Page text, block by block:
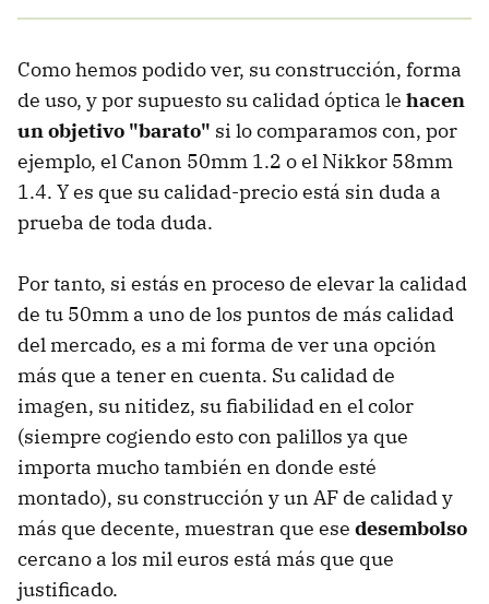
Como hemos podido ver, su construcción, forma
de uso, y por supuesto su calidad óptica le hacen
un objetivo "barato" si lo comparamos con, por
ejemplo, el Canon 50mm 1.2 o el Nikkor 58mm
1.4. Y es que su calidad-precio está sin duda a
prueba de toda duda.
Por tanto, si estás en proceso de elevar la calidad
de tu 50mm a uno de los puntos de más calidad
del mercado, es a mi forma de ver una opción
más que a tener en cuenta. Su calidad de
imagen, su nitidez, su fiabilidad en el color
(siempre cogiendo esto con palillos ya que
importa mucho también en donde esté
montado), su construcción y un AF de calidad y
más que decente, muestran que ese desembolso
cercano a los mil euros está más que que
justificado.